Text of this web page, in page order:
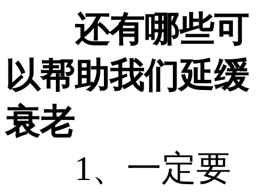
还有哪些可
以帮助我们延缓
衰老
1、一定要